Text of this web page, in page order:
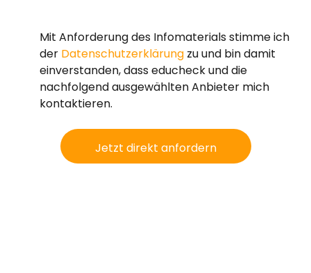
Mit Anforderung des Infomaterials stimme ich
der Datenschutzerklärung zu und bin damit
einverstanden, dass educheck und die
nachfolgend ausgewählten Anbieter mich
kontaktieren.
Jetzt direkt anfordern